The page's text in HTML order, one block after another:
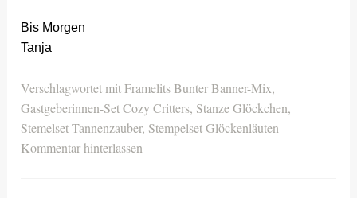
Bis Morgen
Tanja
Verschlagwortet mitFramelits Bunter Banner-Mix,
Gastgeberinnen-Set Cozy Critters, Stanze Glöckchen,
Stemelset Tannenzauber, Stempelset Glöckenläuten
Kommentar hinterlassen